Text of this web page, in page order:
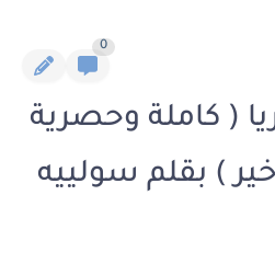
0
( كاملة وحصرية
) بقلم سولييه